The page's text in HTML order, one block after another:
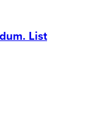
List